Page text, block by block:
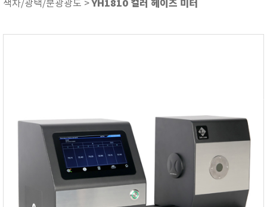
ATAGO
Delta-OHM
DOHTOYO
DRAGER (드레가)
색차/광택/분광광도 >YH1810 컬러 헤이즈 미터